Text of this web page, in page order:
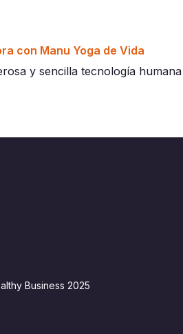
con Manu Yoga de Vida
y sencilla tecnología
Business 2025